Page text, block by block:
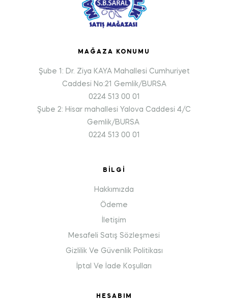
MAĞAZA KONUMU
Şube 1: Dr. Ziya KAYA Mahallesi Cumhuriyet
Caddesi No:21 Gemlik/BURSA
0224 513 00 01
Şube 2: Hisar mahallesi Yalova Caddesi 4/C
Gemlik/BURSA
0224 513 00 01
BILGI
Hakkımızda
Ödeme
İletişim
Mesafeli Satış Sözleşmesi
Gizlilik Ve Güvenlik Politikası
İptal Ve İade Koşulları
HESABIM